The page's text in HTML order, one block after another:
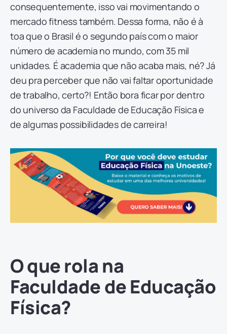
consequentemente, isso vai movimentando o
mercado fitness também. Dessa forma, não é à
toa que o Brasil é o segundo país com o maior
número de academia no mundo, com 35 mil
unidades. É academia que não acaba mais, né? Já
deu pra perceber que não vai faltar oportunidade
de trabalho, certo?! Então bora ficar por dentro
do universo da Faculdade de Educação Física e
de algumas possibilidades de carreira!
O que rola na
Faculdade de Educação
Física?